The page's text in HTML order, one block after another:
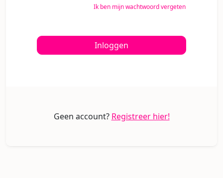
Ik ben mijn wachtwoord vergeten
Inloggen
Geen account? Registreer hier!